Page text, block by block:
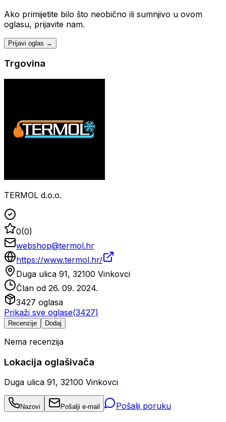
Ako primijetite bilo što neobično ili sumnjivo u ovom
oglasu, prijavite nam.
Prijavi oglas →
Trgovina
TERMOL d.o.o.
0(0)
webshop@termol.hr
https://www.termol.hr/
Duga ulica 91, 32100 Vinkovci
Član od 26. 09. 2024.
3427 oglasa
Prikaži sve oglase(3427)
Recenzije Dodaj
Nema recenzija
Lokacija oglašivača
Duga ulica 91, 32100 Vinkovci
Nazovi Pošalji e-mail Pošalji poruku